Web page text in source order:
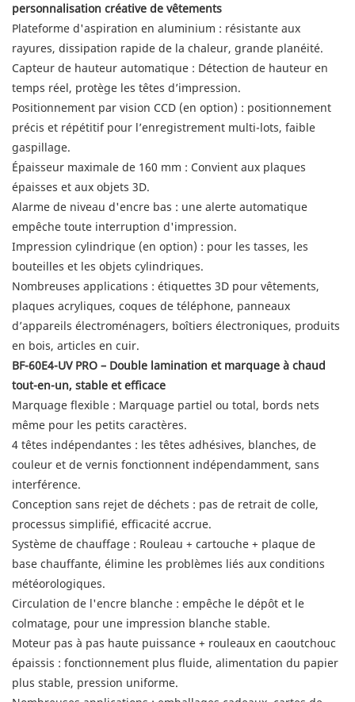
personnalisation créative de vêtements
Plateforme d'aspiration en aluminium : résistante aux
rayures, dissipation rapide de la chaleur, grande planéité.
Capteur de hauteur automatique : Détection de hauteur en
temps réel, protège les têtes d’impression.
Positionnement par vision CCD (en option) : positionnement
précis et répétitif pour l’enregistrement multi-lots, faible
gaspillage.
Épaisseur maximale de 160 mm : Convient aux plaques
épaisses et aux objets 3D.
Alarme de niveau d'encre bas : une alerte automatique
empêche toute interruption d'impression.
Impression cylindrique (en option) : pour les tasses, les
bouteilles et les objets cylindriques.
Nombreuses applications : étiquettes 3D pour vêtements,
plaques acryliques, coques de téléphone, panneaux
d’appareils électroménagers, boîtiers électroniques, produits
en bois, articles en cuir.
BF-60E4-UV PRO – Double lamination et marquage à chaud
tout-en-un, stable et efficace
Marquage flexible : Marquage partiel ou total, bords nets
même pour les petits caractères.
4 têtes indépendantes : les têtes adhésives, blanches, de
couleur et de vernis fonctionnent indépendamment, sans
interférence.
Conception sans rejet de déchets : pas de retrait de colle,
processus simplifié, efficacité accrue.
Système de chauffage : Rouleau + cartouche + plaque de
base chauffante, élimine les problèmes liés aux conditions
météorologiques.
Circulation de l'encre blanche : empêche le dépôt et le
colmatage, pour une impression blanche stable.
Moteur pas à pas haute puissance + rouleaux en caoutchouc
épaissis : fonctionnement plus fluide, alimentation du papier
plus stable, pression uniforme.